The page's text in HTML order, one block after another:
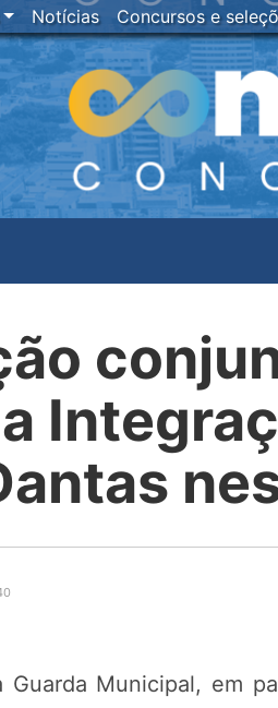
Notícias Concursos e
Municipal, em